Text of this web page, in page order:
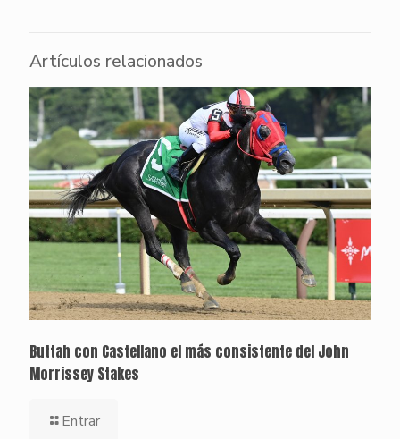
Artículos relacionados
Buttah con Castellano el más consistente del John
Morrissey Stakes
Entrar